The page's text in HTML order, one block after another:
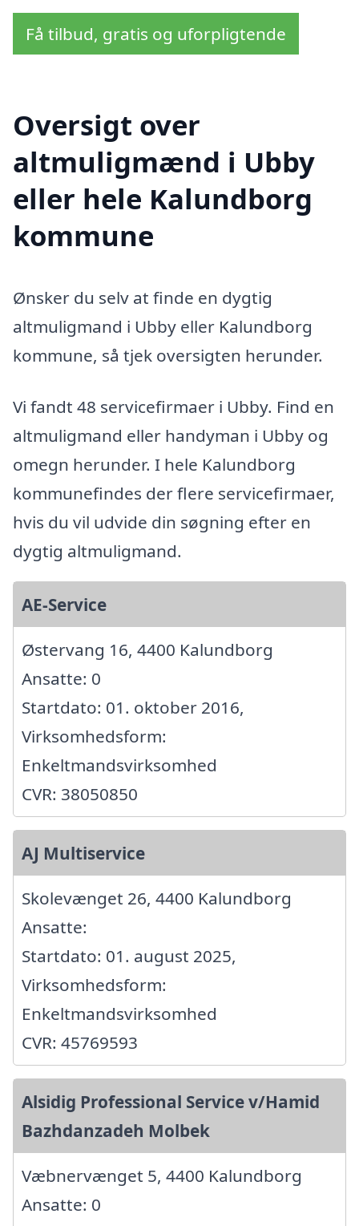
Få tilbud, gratis og uforpligtende
Oversigt over
altmuligmænd i Ubby
eller hele Kalundborg
kommune
Ønsker du selv at finde en dygtig
altmuligmand i Ubby eller Kalundborg
kommune, så tjek oversigten herunder.
Vi fandt 48 servicefirmaer i Ubby. Find en
altmuligmand eller handyman i Ubby og
omegn herunder. I hele Kalundborg
kommunefindes der flere servicefirmaer,
hvis du vil udvide din søgning efter en
dygtig altmuligmand.
AE-Service
Østervang 16, 4400 Kalundborg
Ansatte: 0
Startdato: 01. oktober 2016,
Virksomhedsform:
Enkeltmandsvirksomhed
CVR: 38050850
AJ Multiservice
Skolevænget 26, 4400 Kalundborg
Ansatte:
Startdato: 01. august 2025,
Virksomhedsform:
Enkeltmandsvirksomhed
CVR: 45769593
Alsidig Professional Service v/Hamid
Bazhdanzadeh Molbek
Væbnervænget 5, 4400 Kalundborg
Ansatte: 0